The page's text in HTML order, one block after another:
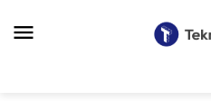
menu